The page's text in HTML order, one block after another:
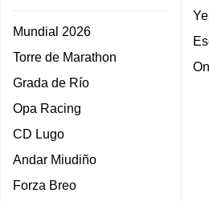
Mundial 2026
Torre de Marathon
Grada de Río
Opa Racing
CD Lugo
Andar Miudiño
Forza Breo